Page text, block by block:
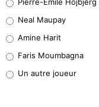
5%
1%
9%
Neal Maupay
Amine Harit
Faris Moumbagna
Un autre joueur